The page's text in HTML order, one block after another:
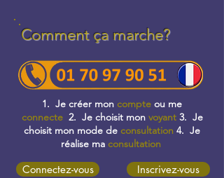
Comment ça marche?
1. Je créer mon compte ou me
connecte2. Je choisit mon voyant3. Je
choisit mon mode de consultation 4. Je
réalise ma consultation
Connectez-vous Inscrivez-vous